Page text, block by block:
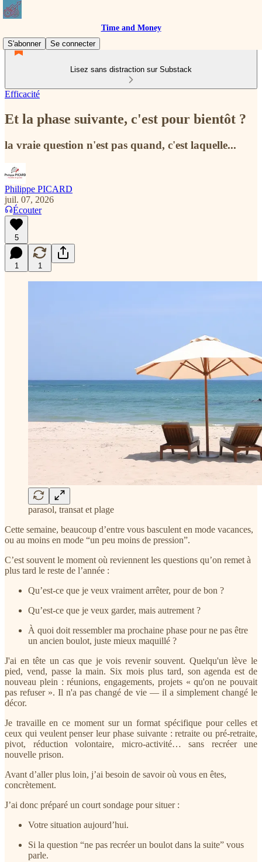
Time and Money
S'abonner
Se connecter
Lisez sans distraction sur Substack
Efficacité
Et la phase suivante, c'est pour bientôt ?
la vraie question n'est pas quand, c'est laquelle...
Philippe PICARD
juil. 07, 2026
Écouter
5
1 1
parasol, transat et plage
Cette semaine, beaucoup d’entre vous basculent en mode vacances,
ou au moins en mode “un peu moins de pression”.
C’est souvent le moment où reviennent les questions qu’on remet à
plus tard le reste de l’année :
Qu’est-ce que je veux vraiment arrêter, pour de bon ?
Qu’est-ce que je veux garder, mais autrement ?
À quoi doit ressembler ma prochaine phase pour ne pas être
un ancien boulot, juste mieux maquillé ?
J'ai en tête un cas que je vois revenir souvent. Quelqu'un lève le
pied, vend, passe la main. Six mois plus tard, son agenda est de
nouveau plein : réunions, engagements, projets « qu'on ne pouvait
pas refuser ». Il n'a pas changé de vie — il a simplement changé le
décor.
Je travaille en ce moment sur un format spécifique pour celles et
ceux qui veulent penser leur phase suivante : retraite ou pré‑retraite,
pivot, réduction volontaire, micro‑activité… sans recréer une
nouvelle prison.
Avant d’aller plus loin, j’ai besoin de savoir où vous en êtes,
concrètement.
J’ai donc préparé un court sondage pour situer :
Votre situation aujourd’hui.
Si la question “ne pas recréer un boulot dans la suite” vous
parle.